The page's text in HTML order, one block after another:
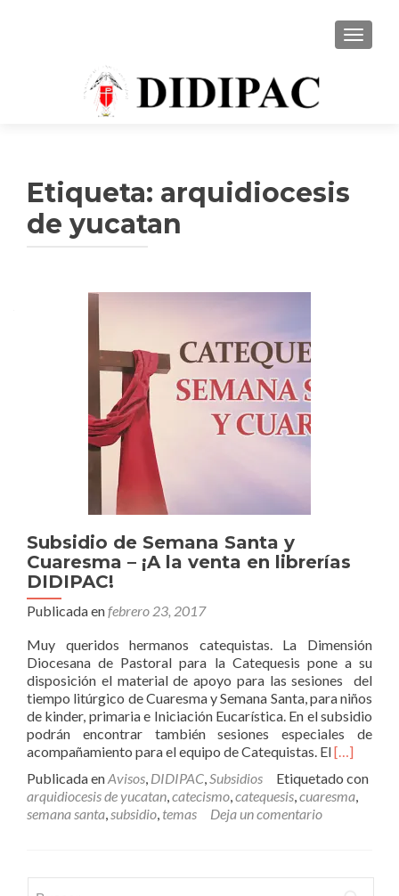
Etiqueta: arquidiocesis
de yucatan
Subsidio de Semana Santa y
Cuaresma – ¡A la venta en librerías
DIDIPAC!
Publicada enfebrero 23, 2017
Muy queridos hermanos catequistas. La Dimensión
Diocesana de Pastoral para la Catequesis pone a su
disposición el material de apoyo para las sesiones del
tiempo litúrgico de Cuaresma y Semana Santa, para niños
de kinder, primaria e Iniciación Eucarística. En el subsidio
podrán encontrar también sesiones especiales de
acompañamiento para el equipo de Catequistas. ElLeer
de
Semana
–
[…]
Publicada enAvisos, DIDIPAC,Subsidios
Etiquetado con
arquidiocesis de yucatan,catecismo,catequesis,cuaresma,
semana santa,subsidio, temas Deja un comentario